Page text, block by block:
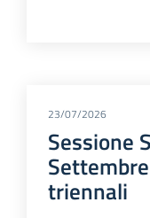
23/07/2026
Sessione
triennali